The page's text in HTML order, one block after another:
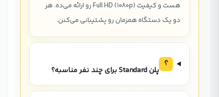
هست و کیفیت Full HD (1080p) رو ارائه می‌ده. هر
دو یک دستگاه همزمان رو پشتیبانی می‌کنن.
؟
پلن Standard برای چند نفر مناسبه؟